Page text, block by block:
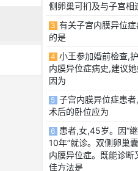
侧卵巢可扪及与子宫相
3 有关子宫内膜异位
的是
4 小王参加婚前检查,
内膜异位症病史,建议
因为
5 子宫内膜异位症患
术后的卧位应为
6 患者,女,45岁。因“
10年”就诊。双侧卵巢
内膜异位症。既能诊断
佳方法是